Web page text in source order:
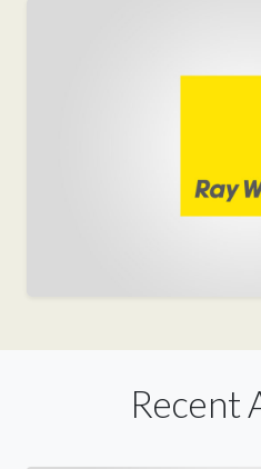
Recent